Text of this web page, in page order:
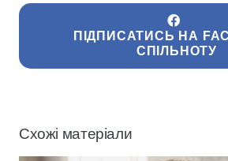
ПІДПИСАТИСЬ НА
СПІЛЬНОТУ
Схожі матеріали